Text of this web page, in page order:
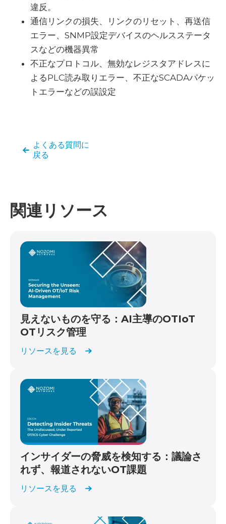
違反。
通信リンクの損失、リンクのリセット、再送信
エラー、SNMP設定デバイスのヘルスステータ
スなどの機器異常
不正なプロトコル、無効なレジスタアドレスに
よるPLC読み取りエラー、不正なSCADAパケッ
トエラーなどの誤設定
よくある質問に
戻る
関連リソース
見えないものを守る：AI主導のOTIoT
OTリスク管理
リソースを見る
インサイダーの脅威を検知する：議論さ
れず、報道されないOT課題
リソースを見る